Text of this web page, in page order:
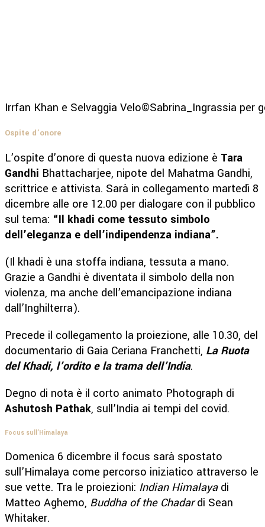
Irrfan Khan e Selvaggia Velo©Sabrina_Ingrassia per
Ospite d’onore
L’ospite d’onore di questa nuova edizione è Tara
Gandhi Bhattacharjee, nipote del Mahatma Gandhi,
scrittrice e attivista. Sarà in collegamento martedì 8
dicembre alle ore 12.00 per dialogare con il pubblico
sul tema: “Il khadi come tessuto simbolo
dell’eleganza e dell’indipendenza indiana”.
(Il khadi è una stoffa indiana, tessuta a mano.
Grazie a Gandhi è diventata il simbolo della non
violenza, ma anche dell’emancipazione indiana
dall’Inghilterra).
Precede il collegamento la proiezione, alle 10.30, del
documentario di Gaia Ceriana Franchetti, La Ruota
del Khadi, l’ordito e la trama dell’India.
Degno di nota è il corto animato Photograph di
Ashutosh Pathak, sull’India ai tempi del covid.
Focus sull’Himalaya
Domenica 6 dicembre il focus sarà spostato
sull’Himalaya come percorso iniziatico attraverso le
sue vette. Tra le proiezioni: Indian Himalayadi
Matteo Aghemo, Buddha of the Chadardi Sean
Whitaker.